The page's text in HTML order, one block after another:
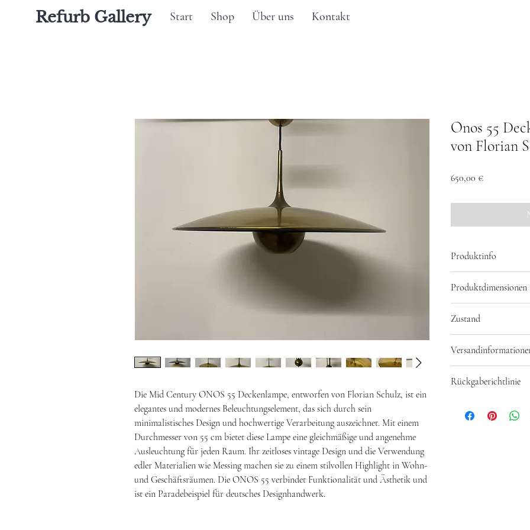
Refurb Gallery Start Shop Über uns Kontakt
Die Mid Century ONOS 55 Deckenlampe, entworfen von Florian Schulz, ist ein
elegantes und modernes Beleuchtungselement, das sich durch sein
minimalistisches Design und hochwertige Verarbeitung auszeichnet. Mit einem
Durchmesser von 55 cm bietet diese Lampe eine gleichmäßige und angenehme
Ausleuchtung für jeden Raum. Ihr zeitloses vintage Design und die Verwendung
edler Materialien wie Messing machen sie zu einem stilvollen Highlight in Wohn-
und Geschäftsräumen. Die ONOS 55 verbindet Funktionalität und Ästhetik und
ist ein Paradebeispiel für deutsches Designhandwerk.
Onos 55
von Florian
650,00 €Preis
Produktinfo
Material:
Farbe:
Produktdimensionen
Höhe: 35cm
Breite: 55cm
Zustand
Lampe.
Bei einem Dauertest
dennoch empfehlen wir
Versand möglich gegen
Rückgaberichtlinie
Genaueres finden Sie